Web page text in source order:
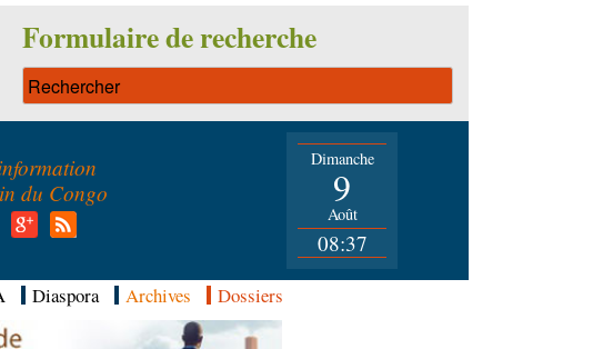
Formulaire de recherche
du Congo
Dimanche
9
Août
08:37
Diaspora Archives Dossiers